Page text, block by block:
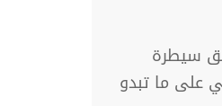
سيطرة
على ما تبدو